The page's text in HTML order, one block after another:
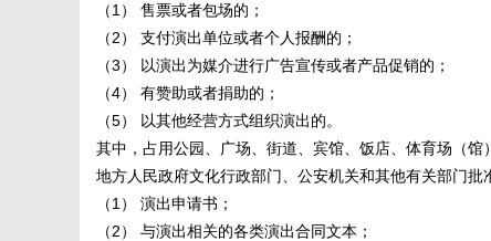
（1） 售票或者包场的；
（2） 支付演出单位或者个人报酬的；
（3） 以演出为媒介进行广告宣传或者产品促销的；
（4） 有赞助或者捐助的；
（5） 以其他经营方式组织演出的。
其中，占用公园、广场、街道、宾馆、饭店、体育场（
地方人民政府文化行政部门、公安机关和其他有关部门批
（1） 演出申请书；
（2） 与演出相关的各类演出合同文本；